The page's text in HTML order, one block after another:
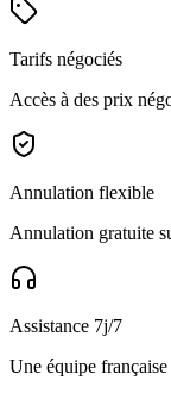
Tarifs négociés
Accès à des prix
Annulation flexible
Annulation gratuite
Assistance 7j/7
Une équipe